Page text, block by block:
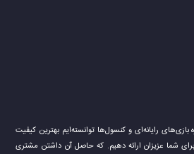
رایانه‌ای و کنسول‌ها توانسته‌ایم بهترین کیفیت
برای شما عزیزان ارائه دهیم. که حاصل آن داشتن مشتری